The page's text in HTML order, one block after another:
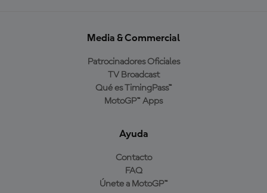
Media & Commercial
Patrocinadores Oficiales
TV Broadcast
Qué es TimingPass™
MotoGP™ Apps
Ayuda
Contacto
FAQ
Únete a MotoGP™